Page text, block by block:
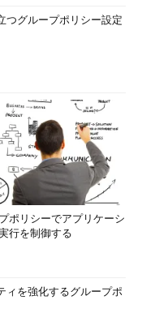
つグループポリシー設定
ポリシーでアプリケーシ
行を制御する
ィを強化するグループポ